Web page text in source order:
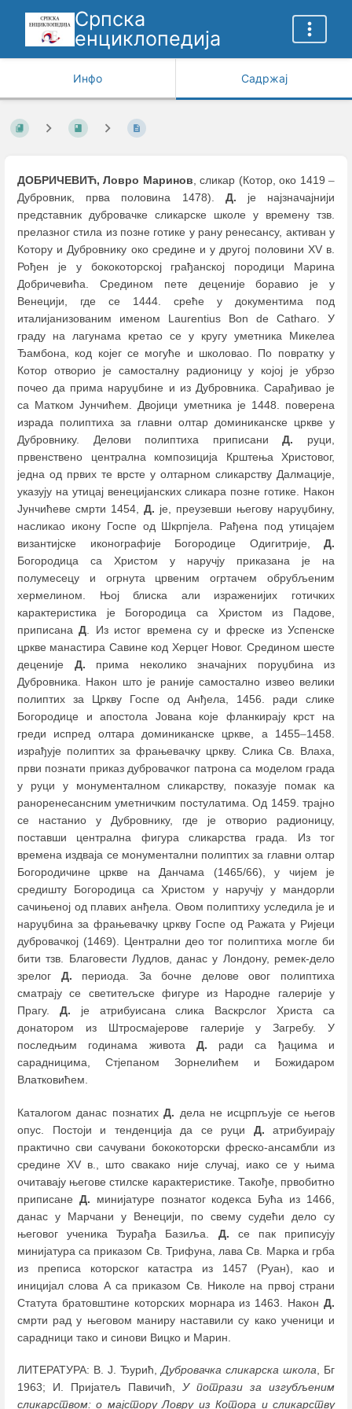
Српска
енциклопедија
Инфо Садржај
ДОБРИЧЕВИЋ, Ловро Маринов, сликар (Котор, око 1419–
Дубровник, прва половина 1478). Д. је најзначајнији
представник дубровачке сликарске школе у времену тзв.
прелазног стила из позне готике у рану ренесансу, активан у
Котору и Дубровнику око средине и у другој половини XV в.
Рођен је у бококоторској грађанској породици Марина
Добричевића. Средином пете деценије боравио је у
Венецији, где се 1444. среће у документима под
италијанизованим именом Laurentius Bon de Catharo. У
граду на лагунама кретао се у кругу уметника Микелеа
Ђамбона, код којег се могуће и школовао. По повратку у
Котор отворио је самосталну радионицу у којој је убрзо
почео да прима наруџбине и из Дубровника. Cарађивао je
са Матком Јунчићем. Двојици уметника је 1448. поверена
израда полиптиха за главни олтар доминиканске цркве у
Дубровнику. Делови полиптиха приписаниД. руци,
првенствено централна композиција Крштења Христовог,
једна од првих те врсте у олтарном сликарству Далмације,
указују на утицај венецијанских сликара позне готике. Након
Јунчићеве смрти 1454, Д. је, преузевши његову наруџбину,
насликао икону Госпе од Шкрпјела. Рађена под утицајем
византијске иконографије Богородице Одигитрије, Д.
Богородица са Христом у наручју приказана је на
полумесецу и огрнута црвеним огртачем обрубљеним
хермелином. Њој блиска али израженијих готичких
карактеристика је Богородица са Христом из Падове,
приписанаД. Из истог времена су и фреске из Успенске
цркве манастира Савине код Херцег Новог. Средином шесте
деценије Д. прима неколико значајних поруџбина из
Дубровника. Након што је раније самостално извео велики
полиптих за Цркву Госпе од Анђела, 1456. ради слике
Богородице и апостола Јована које фланкирају крст на
греди испред олтара доминиканске цркве, а 1455–1458.
израђује полиптих за фрањевачку цркву. Слика Св. Влаха,
први познати приказ дубровачког патрона са моделом града
у руци у монументалном сликарству, показује помак ка
раноренесансним уметничким постулатима. Од 1459. трајно
се настанио у Дубровнику, где је отворио радионицу,
поставши централна фигура сликарства града. Из тог
времена издваја се монументални полиптих за главни олтар
Богородичине цркве на Данчама (1465/66), у чијем је
средишту Богородица са Христом у наручју у мандорли
сачињеној од плавих анђела. Овом полиптиху уследила је и
наруџбина за фрањевачку цркву Госпе од Ражата у Ријеци
дубровачкој (1469). Централни део тог полиптиха могле би
бити тзв. Благовести Лудлов, данас у Лондону, ремек-дело
зрелог Д. периода. За бочне делове овог полиптиха
сматрају се светитељске фигуре из Народне галерије у
Прагу. Д. је атрибуисана слика Васкрслог Христа са
донатором из Штросмајерове галерије у Загребу. У
последњим годинама живота Д. ради са ђацима и
сарадницима, Стјепаном Зорнелићем и Божидаром
Влатковићем.
Каталогом данас познатихД. дела не исцрпљује се његов
опус. Постоји и тенденција да се руци Д. атрибуирају
практично сви сачувани бококоторски фреско-ансамбли из
средине XV в., што свакако није случај, иако се у њима
очитавају његове стилске карактеристике. Такође, првобитно
приписане Д. минијатуре познатог кодекса Бућа из 1466,
данас у Марчани у Венецији, по свему судећи дело су
његовог ученика Ђурађа Базиља. Д. се пак приписују
минијатура са приказом Св. Трифуна, лава Св. Марка и грба
из преписа которског катастра из 1457 (Руан), као и
иницијал слова А са приказом Св. Николе на првој страни
Статута братовштине которских морнара из 1463. Након Д.
смрти рад у његовом маниру наставили су како ученици и
сарадници тако и синови Вицко и Марин.
ЛИТЕРАТУРА: В. Ј. Ђурић, Дубровачка сликарска школа , Бг
1963; И. Пријатељ Павичић, У потрази за изгубљеним
сликарством: o мајстору Ловру из Котора и сликарству